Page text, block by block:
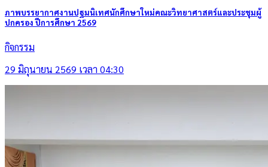
ภาพบรรยากาศงานปฐมนิเทศนักศึกษาใหม่คณะวิทยาศาสตร์และประชุมผู้
ปกครอง ปีการศึกษา 2569
กิจกรรม
29 มิถุนายน 2569 เวลา 04:30